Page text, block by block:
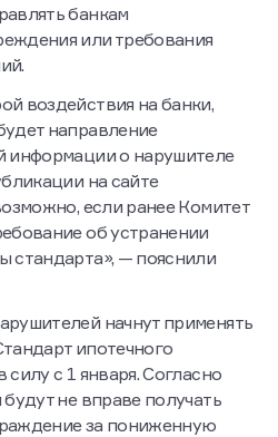
банкам
или требования
воздействия на банки,
направление
информации о нарушителе
на сайте
если ранее Комитет
об устранении
стандарта», — пояснили
начнут применять
ипотечного
с 1 января. Согласно
не вправе получать
за пониженную